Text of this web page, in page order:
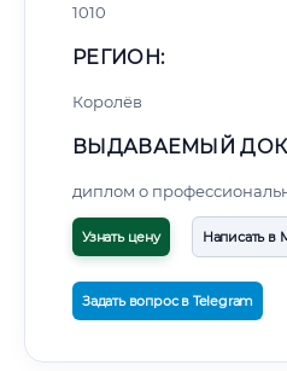
1010
РЕГИОН:
Королёв
ВЫДАВАЕМЫЙ
диплом о
Узнать цену Написать в
Задать вопрос в Telegram